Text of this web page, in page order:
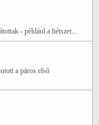
- például a hétszer...
a páros első